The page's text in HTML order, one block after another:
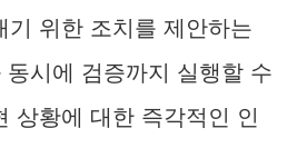
기 위한 조치를 제안하는
시에 검증까지 실행할 수
상황에 대한 즉각적인 인